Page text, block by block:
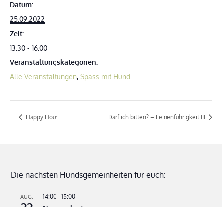
Datum:
25.09.2022
Zeit:
13:30 - 16:00
Veranstaltungskategorien:
Alle Veranstaltungen, Spass mit Hund
Happy Hour Darf ich bitten? – Leinenführigkeit III
Die nächsten Hundsgemeinheiten für euch:
AUG. 14:00 -15:00